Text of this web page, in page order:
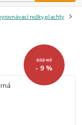
nožky,plachty
132 Kč
- 9 %